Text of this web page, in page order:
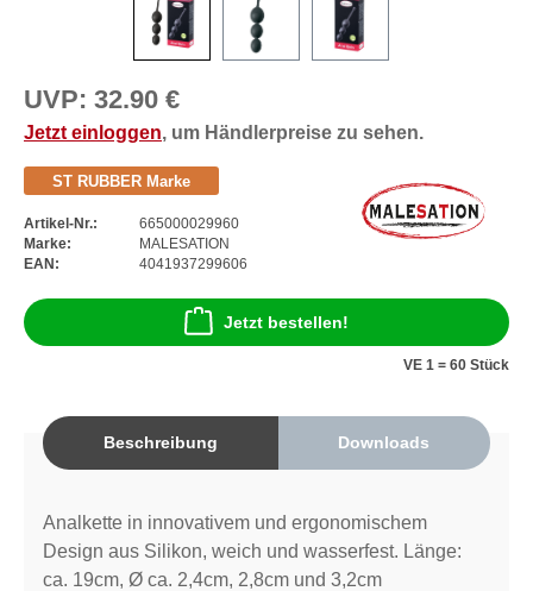
UVP: 32.90 €
Jetzt einloggen, um Händlerpreise zu sehen.
ST RUBBER Marke
Artikel-Nr.:
665000029960
Marke:
MALESATION
EAN:
4041937299606
Jetzt bestellen!
VE 1 = 60 Stück
Beschreibung Downloads
Analkette in innovativem und ergonomischem
Design aus Silikon, weich und wasserfest. Länge:
ca. 19cm, Ø ca. 2,4cm, 2,8cm und 3,2cm